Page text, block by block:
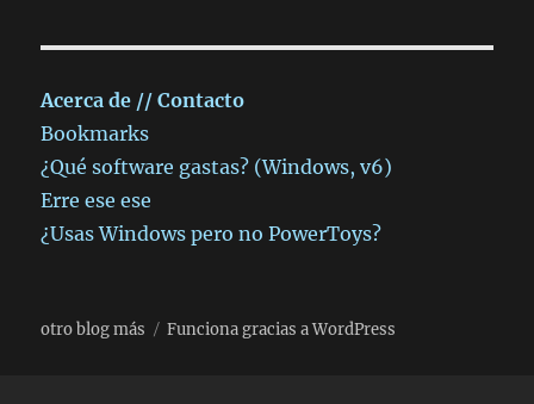
Acerca de // Contacto
Bookmarks
¿Qué software gastas? (Windows, v6)
Erre ese ese
¿Usas Windows pero no PowerToys?
otro blog más Funciona gracias a WordPress